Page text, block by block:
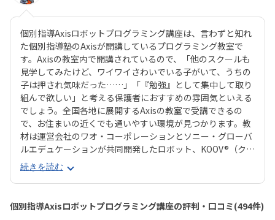
個別指導Axisロボットプログラミング講座は、言わずと知れ
た個別指導塾のAxisが開講しているプログラミング教室で
す。Axisの教室内で開講されているので、「他のスクールも
見学してみたけど、ワイワイさわいでいる子がいて、うちの
子は押され気味だった……」「『勉強』として集中して取り
組んで欲しい」と考える保護者におすすめの雰囲気といえる
でしょう。全国各地に展開するAxisの教室で受講できるの
で、お住まいの近くでも通いやすい環境が見つかります。教
材は運営会社のワオ・コーポレーションとソニー・グローバ
ルエデュケーションが共同開発したロボット、KOOV®︎（クー
ブ）。半透明のカラフルなブロックを組み合わせながらロボ
ットを組み立てていくので、女の子にも人気が高いのがポイ
ント。ロボットが好きな子はもちろん、色彩感覚に優れる子
からも評判の教材です。さらに、高学年からはエンジニアも
使う本格的なプログラミング言語「Python（パイソン）」
続きを読む
個別指導Axisロボットプログラミング講座の評判・口コミ(494件)